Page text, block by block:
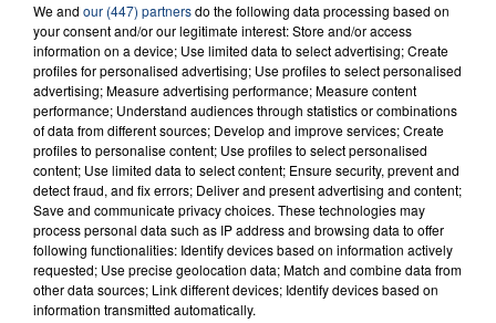
FIL D'ACTU
23 juillet 2026
INCENDIE MORTEL À LENS : UNE FEMME ET
SON BÉBÉ ENTRE LA VIE ET LA...
We and our (447) partnersdo the following data processing based on
your consent and/or our legitimate interest: Store and/or access
information on a device; Use limited data to select advertising; Create
profiles for personalised advertising; Use profiles to select personalised
advertising; Measure advertising performance; Measure content
performance; Understand audiences through statistics or combinations
of data from different sources; Develop and improve services; Create
profiles to personalise content; Use profiles to select personalised
content; Use limited data to select content; Ensure security, prevent and
detect fraud, and fix errors; Deliver and present advertising and content;
Save and communicate privacy choices. These technologies may
process personal data such as IP address and browsing data to offer
following functionalities: Identify devices based on information actively
requested; Use precise geolocation data; Match and combine data from
other data sources; Link different devices; Identify devices based on
information transmitted automatically.